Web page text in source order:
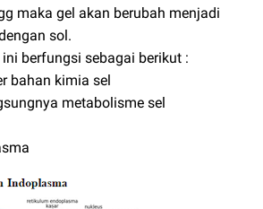
maka gel akan berubah menjadi
sol.
berfungsi sebagai berikut :
bahan kimia sel
metabolisme sel